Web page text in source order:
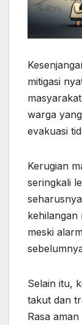
mitigasi
warga
evakuasi
Kerugian
seringkali
meski
Selain itu,
takut dan
Rasa